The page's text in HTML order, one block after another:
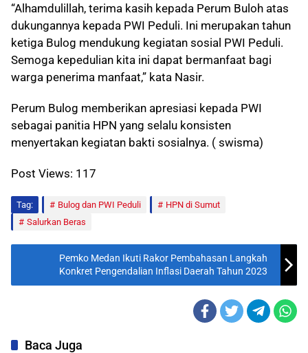
“Alhamdulillah, terima kasih kepada Perum Buloh atas
dukungannya kepada PWI Peduli. Ini merupakan tahun
ketiga Bulog mendukung kegiatan sosial PWI Peduli.
Semoga kepedulian kita ini dapat bermanfaat bagi
warga penerima manfaat,” kata Nasir.
Perum Bulog memberikan apresiasi kepada PWI
sebagai panitia HPN yang selalu konsisten
menyertakan kegiatan bakti sosialnya. ( swisma)
Post Views: 117
Tag: Bulog dan PWI Peduli
HPN di Sumut
Salurkan Beras
Pemko Medan Ikuti Rakor Pembahasan Langkah
Konkret Pengendalian Inflasi Daerah Tahun 2023
Baca Juga